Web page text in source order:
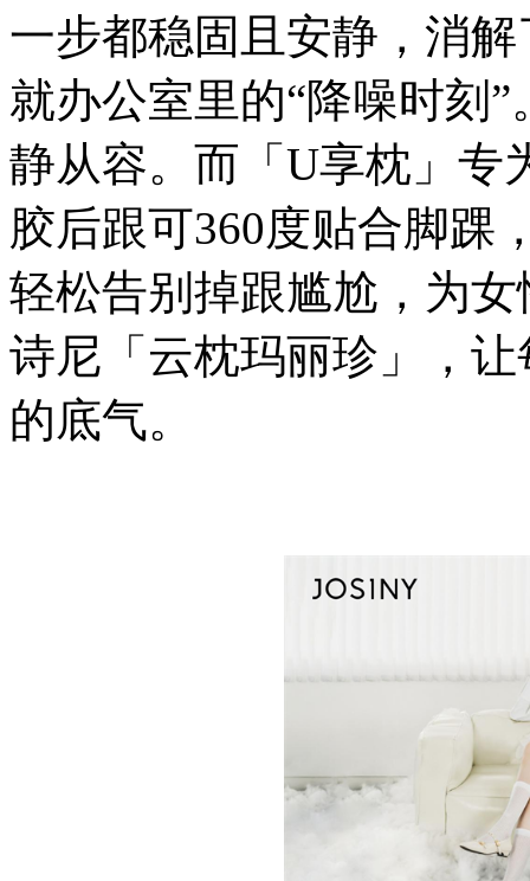
一步都稳固且安静，消
就办公室里的“降噪时刻
静从容。而「U享枕」专
胶后跟可360度贴合脚踝
轻松告别掉跟尴尬，为
诗尼「云枕玛丽珍」，
的底气。